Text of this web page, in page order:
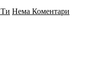
Нема Коментари